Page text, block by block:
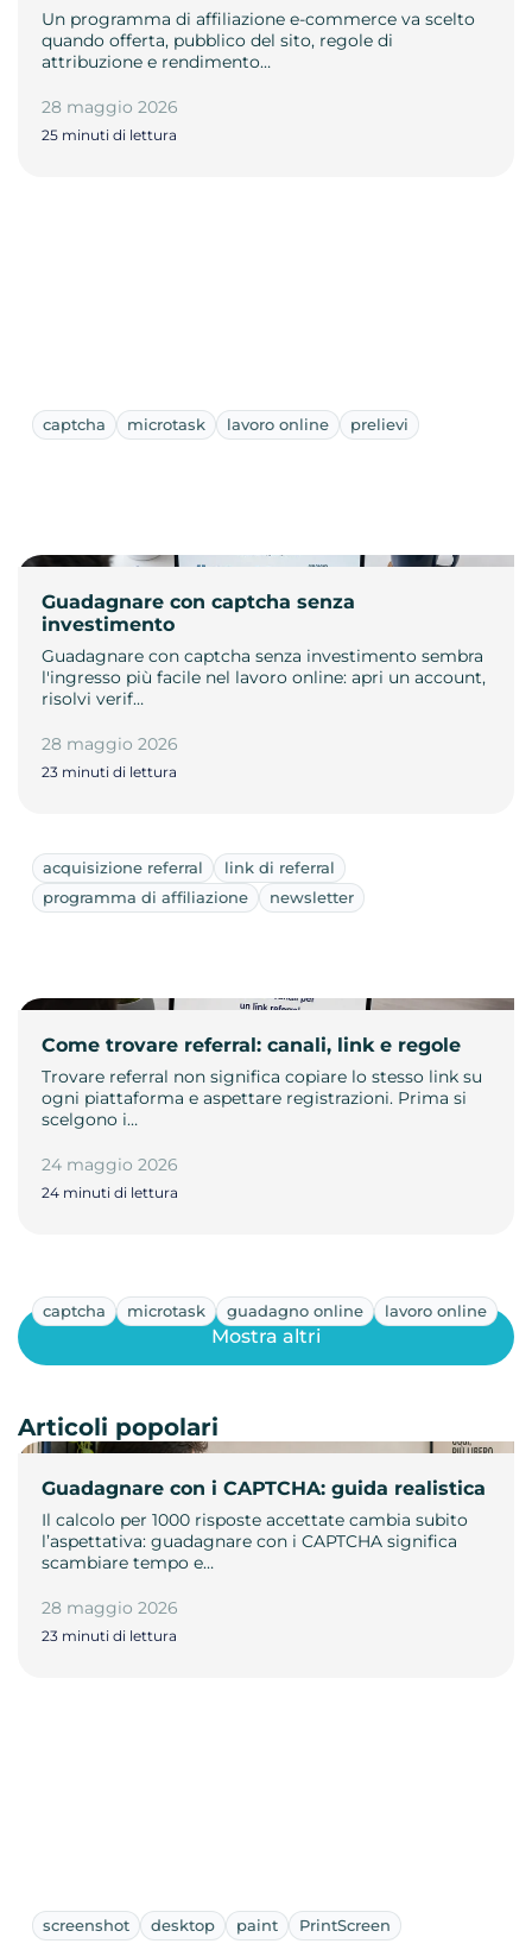
Un programma di affiliazione e-commerce va scelto
quando offerta, pubblico del sito, regole di
attribuzione e rendimento…
28 maggio 2026
25 minuti di lettura
captcha microtask lavoro online prelievi
Guadagnare con captcha senza
investimento
Guadagnare con captcha senza investimento sembra
l'ingresso più facile nel lavoro online: apri un account,
risolvi verif…
28 maggio 2026
23 minuti di lettura
acquisizione referral
link di referral
programma di affiliazione
newsletter
Come trovare referral: canali, link e regole
Trovare referral non significa copiare lo stesso link su
ogni piattaforma e aspettare registrazioni. Prima si
scelgono i…
24 maggio 2026
24 minuti di lettura
captcha microtask guadagno online lavoro online
Guadagnare con i CAPTCHA: guida realistica
Il calcolo per 1000 risposte accettate cambia subito
l’aspettativa: guadagnare con i CAPTCHA significa
scambiare tempo e…
28 maggio 2026
23 minuti di lettura
Mostra altri
Articoli popolari
screenshot desktop paint PrintScreen